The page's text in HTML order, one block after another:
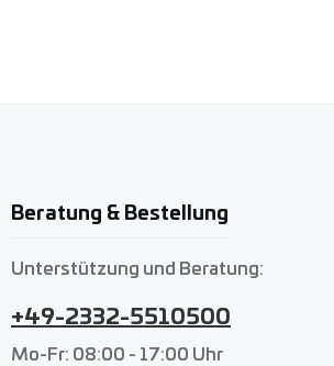
Beratung & Bestellung
Unterstützung und Beratung:
+49-2332-5510500
Mo-Fr: 08:00 - 17:00 Uhr